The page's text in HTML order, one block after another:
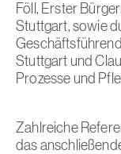
Föll, Erster
Stuttgart, sowie
Stuttgart und
Prozesse und
Zahlreiche
das